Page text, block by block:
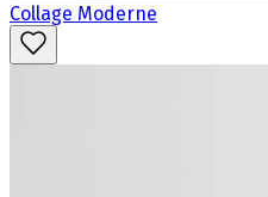
Collage Moderne